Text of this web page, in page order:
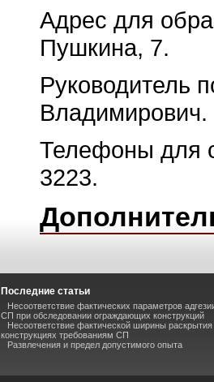
Адрес для
Пушкина, 7.
Руководитель
Владимирович.
Телефоны для
3223.
Последние статьи
Несоответствие фактических параметров
СП при обследовании ограждающих конструкций
Несоответствие фактической ширины
конструкциях требованиям СП
Развлечения и предел допустимого опыта